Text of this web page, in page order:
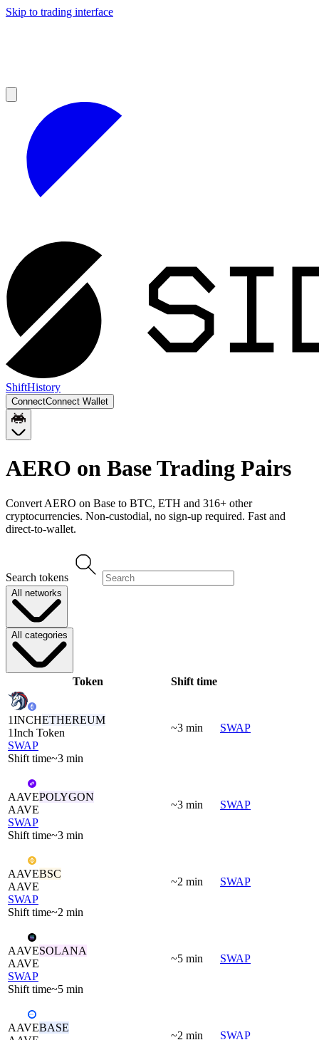
Skip to trading interface
ShiftHistory
ConnectConnect Wallet
AERO on BaseTrading Pairs
Convert AERO on Base to BTC, ETH and 316+ other
cryptocurrencies. Non-custodial, no sign-up required. Fast and
direct-to-wallet.
Search tokens
All networks
All categories
Token Shift time
1INCHETHEREUM
1Inch Token
SWAP
Shift time~3 min
~3 min SWAP
AAVEPOLYGON
AAVE
SWAP
Shift time~3 min
~3 min SWAP
AAVEBSC
AAVE
SWAP
Shift time~2 min
~2 min SWAP
AAVESOLANA
AAVE
SWAP
Shift time~5 min
~5 min SWAP
AAVEBASE
~2 min SWAP